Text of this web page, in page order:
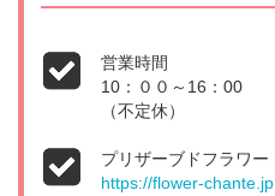
営業時間
10：００～16：00
（不定休）
プリザーブドフラワー
https://flower-chante.jp